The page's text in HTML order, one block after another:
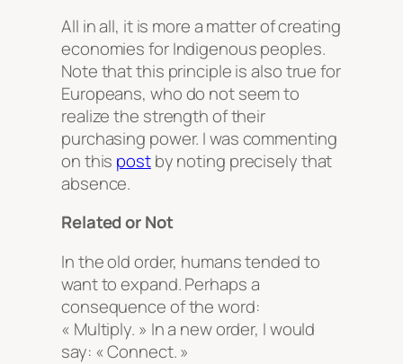
All in all, it is more a matter of creating
economies for Indigenous peoples.
Note that this principle is also true for
Europeans, who do not seem to
realize the strength of their
purchasing power. I was commenting
on this postby noting precisely that
absence.
Related or Not
In the old order, humans tended to
want to expand. Perhaps a
consequence of the word:
« Multiply. » In a new order, I would
say: « Connect. »